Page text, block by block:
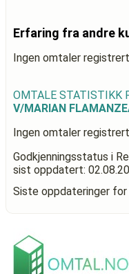
Erfaring fra andre
Ingen omtaler registrert
OMTALE STATISTIKK
V/MARIAN
Ingen omtaler registrert
Godkjenningsstatus i
sist oppdatert:
Siste oppdateringer